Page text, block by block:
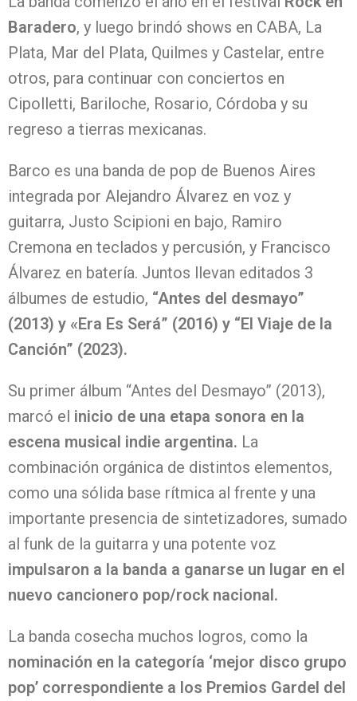
Baradero, y luego brindó shows en CABA, La
Plata, Mar del Plata, Quilmes y Castelar, entre
otros, para continuar con conciertos en
Cipolletti, Bariloche, Rosario, Córdoba y su
regreso a tierras mexicanas.
Barco es una banda de pop de Buenos Aires
integrada por Alejandro Álvarez en voz y
guitarra, Justo Scipioni en bajo, Ramiro
Cremona en teclados y percusión, y Francisco
Álvarez en batería. Juntos llevan editados 3
álbumes de estudio, “Antes del desmayo”
(2013) y «Era Es Será” (2016) y “El Viaje de la
Canción” (2023).
Su primer álbum “Antes del Desmayo” (2013),
marcó el inicio de una etapa sonora en la
escena musical indie argentina. La
combinación orgánica de distintos elementos,
como una sólida base rítmica al frente y una
importante presencia de sintetizadores, sumado
al funk de la guitarra y una potente voz
impulsaron a la banda a ganarse un lugar en el
nuevo cancionero pop/rock nacional.
La banda cosecha muchos logros, como la
nominación en la categoría ‘mejor disco grupo
pop’ correspondiente a los Premios Gardel del